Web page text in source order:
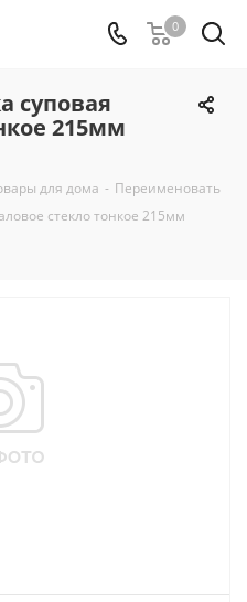
0
суповая
215мм
для дома - Переименовать
стекло тонкое 215мм